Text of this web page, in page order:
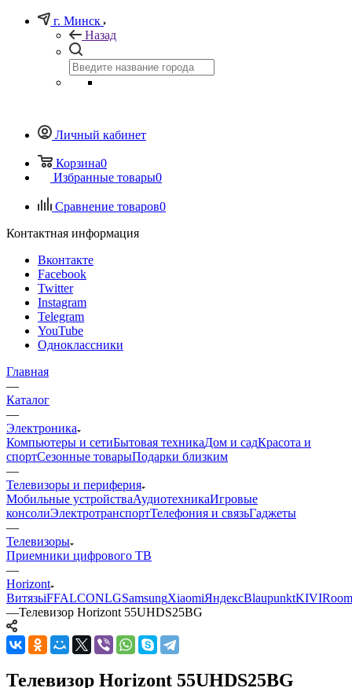
г. Минск
Назад
Личный кабинет
Корзина0
Избранные товары0
Сравнение товаров0
Контактная информация
Вконтакте
Facebook
Twitter
Instagram
Telegram
YouTube
Одноклассники
Главная
—
Каталог
—
Электроника
Компьютеры и сетиБытовая техникаДом и садКрасота и
спортСезонные товарыПодарки близким
—
Телевизоры и периферия
Мобильные устройстваАудиотехникаИгровые
консолиЭлектротранспортТелефония и связьГаджеты
—
Телевизоры
Приемники цифрового ТВ
—
Horizont
ВитязьiFFALCONLGSamsungXiaomiЯндексBlaupunktKIVI
—Телевизор Horizont 55UHDS25BG
Телевизор Horizont 55UHDS25BG